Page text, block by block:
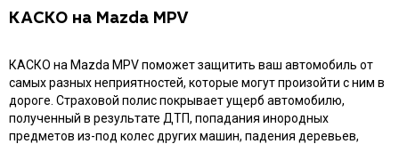
КАСКО на Mazda MPV
КАСКО на Mazda MPV поможет защитить ваш автомобиль от
самых разных неприятностей, которые могут произойти с ним в
дороге. Страховой полис покрывает ущерб автомобилю,
полученный в результате ДТП, попадания инородных
предметов из-под колес других машин, падения деревьев,